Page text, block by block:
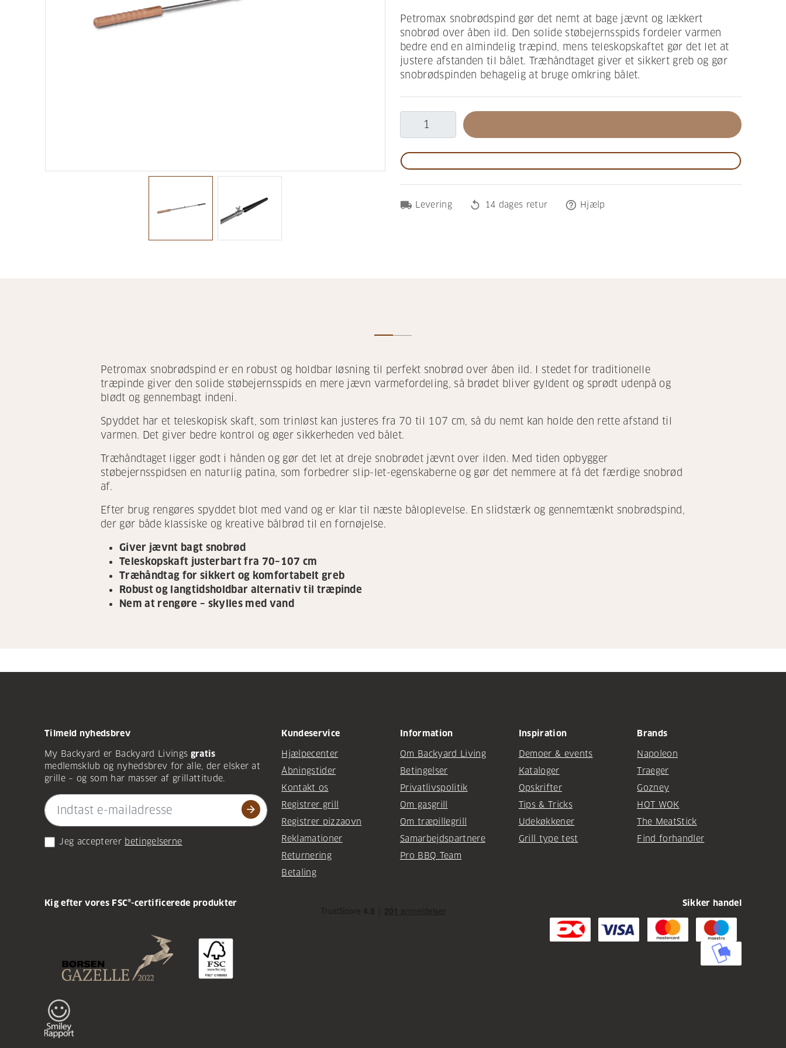
Petromax snobrødspind gør det nemt at bage jævnt og lækkert
snobrød over åben ild. Den solide støbejernsspids fordeler varmen
bedre end en almindelig træpind, mens teleskopskaftet gør det let at
justere afstanden til bålet. Træhåndtaget giver et sikkert greb og gør
snobrødspinden behagelig at bruge omkring bålet.
local_shipping Levering replay 14 dages retur help_outline Hjælp
Petromax snobrødspind er en robust og holdbar løsning til perfekt snobrød over åben ild. I stedet for traditionelle
træpinde giver den solide støbejernsspids en mere jævn varmefordeling, så brødet bliver gyldent og sprødt udenpå og
blødt og gennembagt indeni.
Spyddet har et teleskopisk skaft, som trinløst kan justeres fra 70 til 107 cm, så du nemt kan holde den rette afstand til
varmen. Det giver bedre kontrol og øger sikkerheden ved bålet.
Træhåndtaget ligger godt i hånden og gør det let at dreje snobrødet jævnt over ilden. Med tiden opbygger
støbejernsspidsen en naturlig patina, som forbedrer slip-let-egenskaberne og gør det nemmere at få det færdige snobrød
af.
Efter brug rengøres spyddet blot med vand og er klar til næste båloplevelse. En slidstærk og gennemtænkt snobrødspind,
der gør både klassiske og kreative bålbrød til en fornøjelse.
Giver jævnt bagt snobrød
Teleskopskaft justerbart fra 70–107 cm
Træhåndtag for sikkert og komfortabelt greb
Robust og langtidsholdbar alternativ til træpinde
Nem at rengøre – skylles med vand
Tilmeld nyhedsbrev
My Backyard er Backyard Livings gratis
medlemsklub og nyhedsbrev for alle, der elsker at
grille – og som har masser af grillattitude.
arrow_forward
Jeg accepterer betingelserne
Kundeservice
Hjælpecenter
Åbningstider
Kontakt os
Registrer grill
Registrer pizzaovn
Reklamationer
Returnering
Betaling
Information
Om Backyard Living
Betingelser
Privatlivspolitik
Om gasgrill
Om træpillegrill
Samarbejdspartnere
Pro BBQ Team
Inspiration
Demoer & events
Kataloger
Opskrifter
Tips & Tricks
Udekøkkener
Grill type test
Brands
Napoleon
Traeger
Gozney
HOT WOK
The MeatStick
Find forhandler
Kig efter vores FSC®-certificerede produkter Sikker handel